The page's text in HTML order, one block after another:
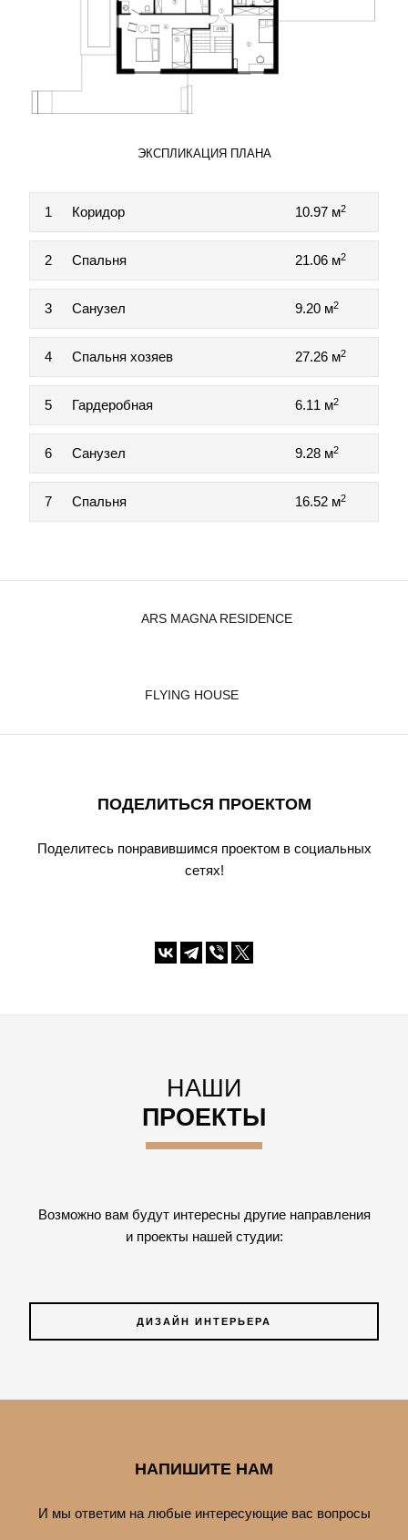
ЭКСПЛИКАЦИЯ ПЛАНА
1 Коридор 10.97 м2
2 Спальня 21.06 м2
3 Санузел 9.20 м2
4 Спальня хозяев 27.26 м2
5 Гардеробная 6.11 м2
6 Санузел 9.28 м2
7 Спальня 16.52 м2
ARS MAGNA RESIDENCE
FLYING HOUSE
ПОДЕЛИТЬСЯ ПРОЕКТОМ
Поделитесь понравившимся проектом в социальных
сетях!
НАШИ
ПРОЕКТЫ
Возможно вам будут интересны другие направления
и проекты нашей студии:
ДИЗАЙН ИНТЕРЬЕРА
НАПИШИТЕ НАМ
И мы ответим на любые интересующие вас вопросы